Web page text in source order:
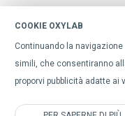
COOKIE OXYLAB
Continuando la
simili, che consentiranno
proporvi pubblicità adatte ai